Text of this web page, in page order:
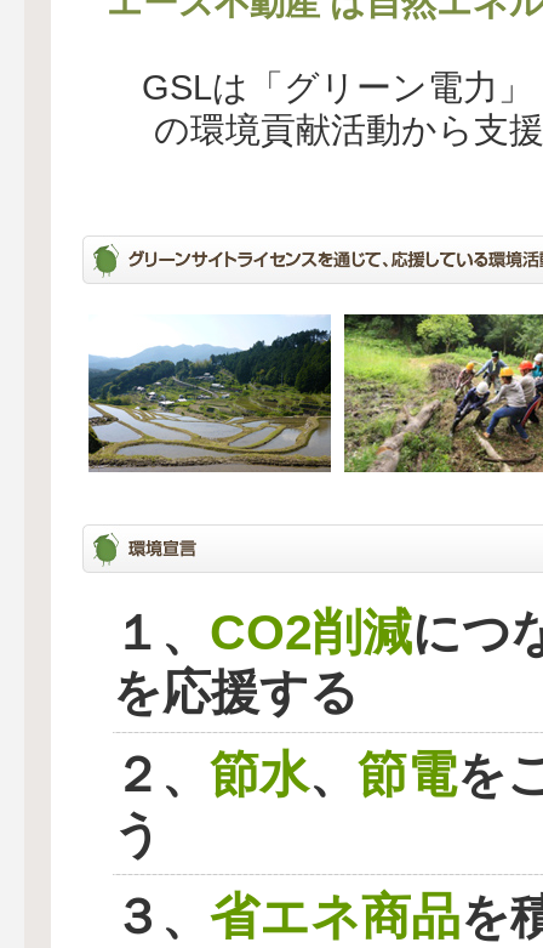
GSLは「グリーン電力
の環境貢献活動から支
１、 CO2削減につ
を応援する
２、 節水、 節電を
う
３、 省エネ商品を